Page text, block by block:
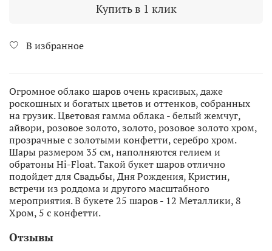
Купить в 1 клик
В избранное
Огромное облако шаров очень красивых, даже
роскошных и богатых цветов и оттенков, собранных
на грузик. Цветовая гамма облака - белый жемчуг,
айвори, розовое золото, золото, розовое золото хром,
прозрачные с золотыми конфетти, серебро хром.
Шары размером 35 см, наполняются гелием и
обратоны Hi-Float. Такой букет шаров отлично
подойдет для Свадьбы, Дня Рождения, Кристин,
встречи из роддома и другого масштабного
мероприятия. В букете 25 шаров - 12 Металлики, 8
Хром, 5 с конфетти.
Отзывы